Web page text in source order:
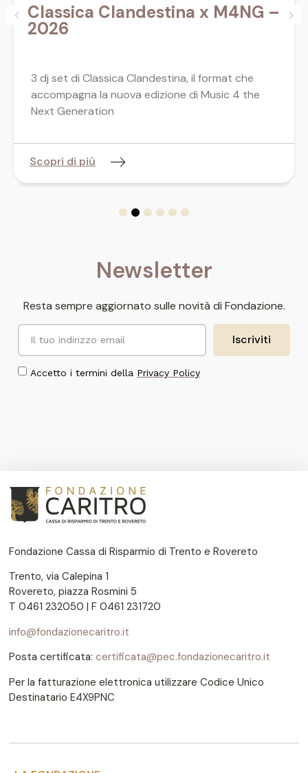
Classica Clandestina x M4NG –
2026
3 dj set di Classica Clandestina, il format che
accompagna la nuova edizione di Music 4 the
Next Generation
Scopri di più
Newsletter
Resta sempre aggiornato sulle novità di Fondazione.
Accetto i termini della Privacy Policy
Iscriviti
Fondazione Cassa di Risparmio di Trento e Rovereto
Trento, via Calepina 1
Rovereto, piazza Rosmini 5
T 0461 232050 | F 0461 231720
info@fondazionecaritro.it
Posta certificata: certificata@pec.fondazionecaritro.it
Per la fatturazione elettronica utilizzare Codice Unico
Destinatario E4X9PNC